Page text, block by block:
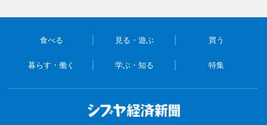
食べる 見る・遊ぶ 買う
暮らす・働く 学ぶ・知る 特集